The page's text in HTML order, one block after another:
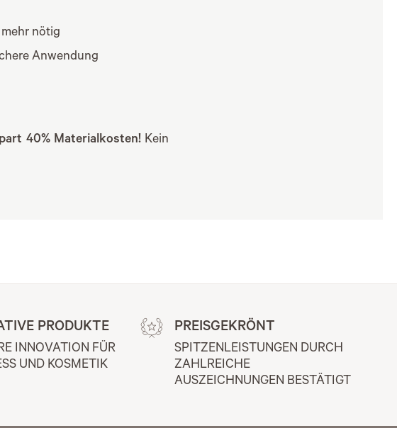
nötig
Anwendung
40% Materialkosten!Kein
PRODUKTE
INNOVATION FÜR
UND KOSMETIK
PREISGEKRÖNT
SPITZENLEISTUNGEN DURCH
ZAHLREICHE
AUSZEICHNUNGEN BESTÄTIGT